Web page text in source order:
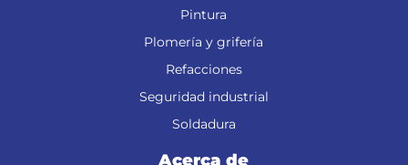
Pintura
Plomería y grifería
Refacciones
Seguridad industrial
Soldadura
Acerca de